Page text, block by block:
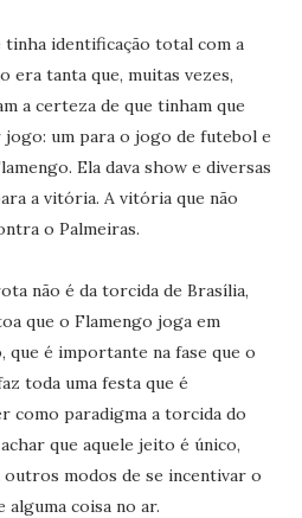
tinha identificação total com a
era tanta que, muitas vezes,
a certeza de que tinham que
um para o jogo de futebol e
Ela dava show e diversas
a vitória. A vitória que não
o Palmeiras.
não é da torcida de Brasília,
que o Flamengo joga em
que é importante na fase que o
toda uma festa que é
como paradigma a torcida do
que aquele jeito é único,
outros modos de se incentivar o
alguma coisa no ar.